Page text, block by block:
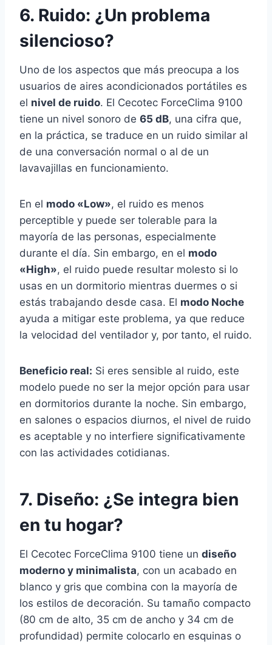
6. Ruido: ¿Un problema
silencioso?
Uno de los aspectos que más preocupa a los
usuarios de aires acondicionados portátiles es
el nivel de ruido. El Cecotec ForceClima 9100
tiene un nivel sonoro de 65 dB, una cifra que,
en la práctica, se traduce en un ruido similar al
de una conversación normal o al de un
lavavajillas en funcionamiento.
En el modo «Low», el ruido es menos
perceptible y puede ser tolerable para la
mayoría de las personas, especialmente
durante el día. Sin embargo, en el modo
«High», el ruido puede resultar molesto si lo
usas en un dormitorio mientras duermes o si
estás trabajando desde casa. El modo Noche
ayuda a mitigar este problema, ya que reduce
la velocidad del ventilador y, por tanto, el ruido.
Beneficio real: Si eres sensible al ruido, este
modelo puede no ser la mejor opción para usar
en dormitorios durante la noche. Sin embargo,
en salones o espacios diurnos, el nivel de ruido
es aceptable y no interfiere significativamente
con las actividades cotidianas.
7. Diseño: ¿Se integra bien
en tu hogar?
El Cecotec ForceClima 9100 tiene un diseño
moderno y minimalista, con un acabado en
blanco y gris que combina con la mayoría de
los estilos de decoración. Su tamaño compacto
(80 cm de alto, 35 cm de ancho y 34 cm de
profundidad) permite colocarlo en esquinas o